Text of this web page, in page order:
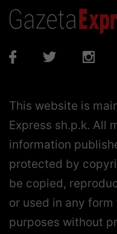
This website is
Express sh.p.k. All
information
protected by
be copied,
or used in any
purposes without